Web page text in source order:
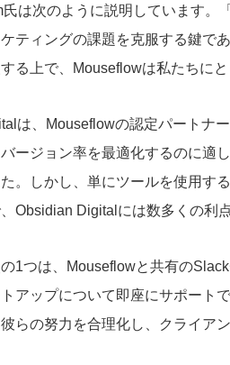
氏は次のように説明しています
ティングの課題を克服する鍵で
る上で、Mouseflowは私たちに
は、Mouseflowの認定パートナ
ージョン率を最適化するのに適
。しかし、単にツールを使用す
Obsidian Digitalには数多くの利
1つは、Mouseflowと共有の
アップについて即座にサポート
らの努力を合理化し、クライア